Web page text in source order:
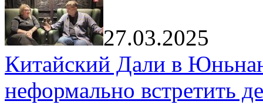
27.03.2025
Китайский Дали в
неформально встретить